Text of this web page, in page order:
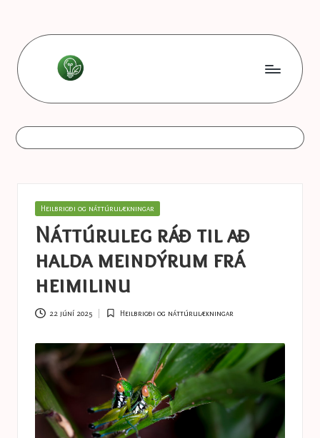
content
L
e
s
o
n
n
e
s
a
s
t
u
c
astuces
Posted
Heilbrigði og náttúrulækningar
Náttúruleg ráð til að
halda meindýrum frá
heimilinu
22 júní 2025
Posted
Heilbrigði og náttúrulækningar